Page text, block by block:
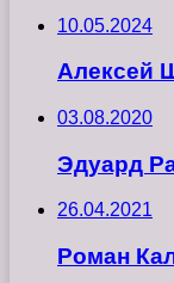
10.05.2024
Алексей
03.08.2020
Эдуард
26.04.2021
Роман